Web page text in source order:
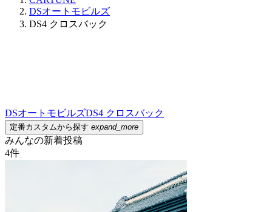
DSオートモビルズ
DS4 クロスバック
DSオートモビルズDS4 クロスバック
定番カスタムから探す expand_more
みんなの新着投稿
4件